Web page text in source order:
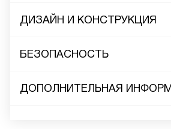
ДИЗАЙН И КОНСТРУКЦИЯ
БЕЗОПАСНОСТЬ
ДОПОЛНИТЕЛЬНАЯ